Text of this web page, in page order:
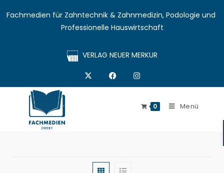
Fachmedien für Zahntechnik & Zahnmedizin, Podologie und
Professionelle Hauswirtschaft
VERLAG NEUER MERKUR
0 Menü